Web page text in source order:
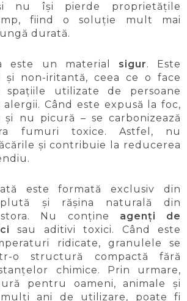
nu își pierde proprietățile
fiind o soluție mult mai
durată.
este un material sigur. Este
și non-iritantă, ceea ce o face
utilizate de persoane
Când este expusă la foc,
nu picură – se carbonizează
fumuri toxice. Astfel, nu
și contribuie la reducerea
este formată exclusiv din
și rășina naturală din
Nu conține agenți de
sau aditivi toxici. Când este
ridicate, granulele se
o structură compactă fără
chimice. Prin urmare,
pentru oameni, animale și
ani de utilizare, poate fi